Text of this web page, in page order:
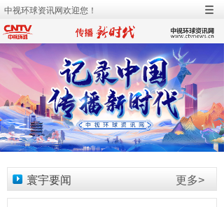
中视环球资讯网欢迎您！
更多>
寰宇要闻